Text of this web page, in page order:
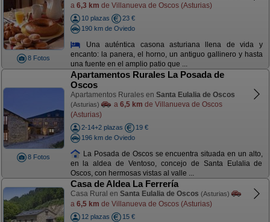
8 Fotos
a 6,3 km de Villanueva de Oscos (Asturias)
10 plazas
23 €
190 km de Oviedo
Una auténtica casona asturiana llena de vida y
encanto: la panera, el horno, un antiguo gallinero y hasta
una fuente en el amplio patio que ...
8 Fotos
Apartamentos Rurales La Posada de
Oscos
Apartamentos Rurales en Santa Eulalia de Oscos
(Asturias) a 6,5 km de Villanueva de Oscos
(Asturias)
2-14+2 plazas
19 €
196 km de Oviedo
La Posada de Oscos se encuentra situada en un alto,
en la aldea de Ventoso, concejo de Santa Eulalia de
Oscos, con hermosas vistas al valle ...
Casa de Aldea La Ferrería
Casa Rural en Santa Eulalia de Oscos (Asturias)
a 6,5 km de Villanueva de Oscos (Asturias)
12 plazas
15 €